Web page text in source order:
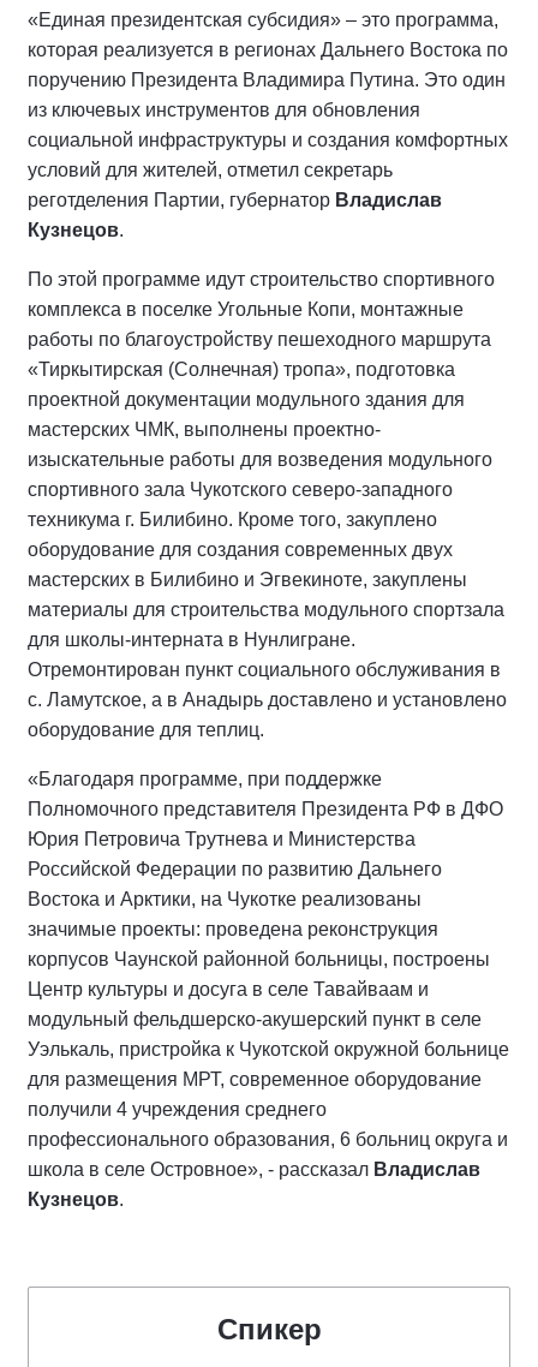
«Единая президентская субсидия» – это программа,
которая реализуется в регионах Дальнего Востока по
поручению Президента Владимира Путина. Это один
из ключевых инструментов для обновления
социальной инфраструктуры и создания комфортных
условий для жителей, отметил секретарь
реготделения Партии, губернатор Владислав
Кузнецов.
По этой программе идут строительство спортивного
комплекса в поселке Угольные Копи, монтажные
работы по благоустройству пешеходного маршрута
«Тиркытирская (Солнечная) тропа», подготовка
проектной документации модульного здания для
мастерских ЧМК, выполнены проектно-
изыскательные работы для возведения модульного
спортивного зала Чукотского северо-западного
техникума г. Билибино. Кроме того, закуплено
оборудование для создания современных двух
мастерских в Билибино и Эгвекиноте, закуплены
материалы для строительства модульного спортзала
для школы-интерната в Нунлигране.
Отремонтирован пункт социального обслуживания в
с. Ламутское, а в Анадырь доставлено и установлено
оборудование для теплиц.
«Благодаря программе, при поддержке
Полномочного представителя Президента РФ в ДФО
Юрия Петровича Трутнева и Министерства
Российской Федерации по развитию Дальнего
Востока и Арктики, на Чукотке реализованы
значимые проекты: проведена реконструкция
корпусов Чаунской районной больницы, построены
Центр культуры и досуга в селе Тавайваам и
модульный фельдшерско-акушерский пункт в селе
Уэлькаль, пристройка к Чукотской окружной больнице
для размещения МРТ, современное оборудование
получили 4 учреждения среднего
профессионального образования, 6 больниц округа и
школа в селе Островное», - рассказал Владислав
Кузнецов.
Спикер